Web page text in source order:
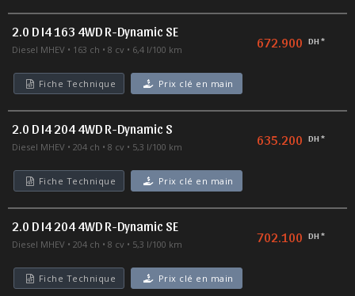
2.0 D I4 163 4WD R-Dynamic SE
Diesel MHEV 163 ch 8 cv 6,4 l/100 km 672.900 DH *
Fiche Technique Prix clé en main
2.0 D I4 204 4WD R-Dynamic S
Diesel MHEV 204 ch 8 cv 5,3 l/100 km 635.200 DH *
Fiche Technique Prix clé en main
2.0 D I4 204 4WD R-Dynamic SE
Diesel MHEV 204 ch 8 cv 5,3 l/100 km 702.100 DH *
Fiche Technique Prix clé en main